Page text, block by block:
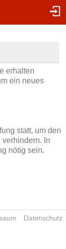
erhalten
ein neues
statt, um den
In
nötig sein.
Datenschutz